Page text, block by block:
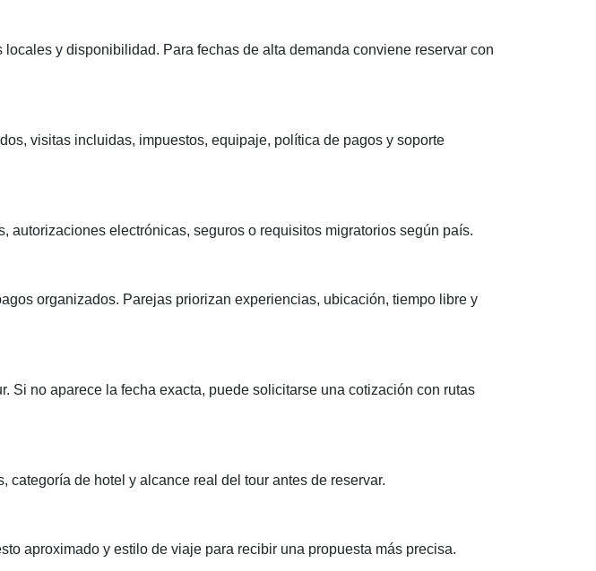
y disponibilidad. Para fechas de alta demanda conviene reservar con
visitas incluidas, impuestos, equipaje, política de pagos y soporte
electrónicas, seguros o requisitos migratorios según país.
organizados. Parejas priorizan experiencias, ubicación, tiempo libre y
no aparece la fecha exacta, puede solicitarse una cotización con rutas
de hotel y alcance real del tour antes de reservar.
aproximado y estilo de viaje para recibir una propuesta más precisa.